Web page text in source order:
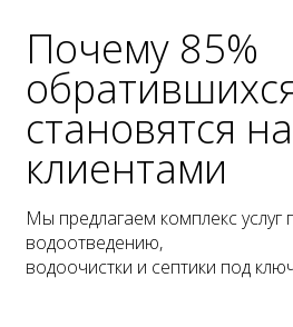
Почему 85%
становятся
клиентами
Мы предлагаем комплекс
водоотведению,
водоочистки и септики под